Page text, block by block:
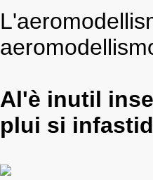
Al'è inutil
plui si